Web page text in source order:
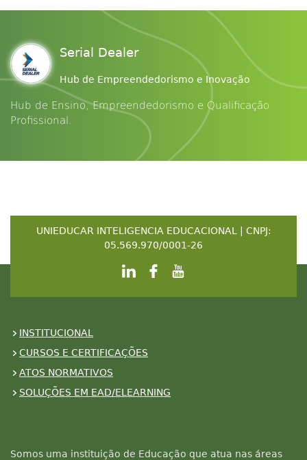
Serial Dealer
Hub de Empreendedorismo e Inovação
Hub de Ensino, Empreendedorismo e Qualificação
Profissional.
UNIEDUCAR INTELIGENCIA EDUCACIONAL | CNPJ:
05.569.970/0001-26
INSTITUCIONAL
CURSOS E CERTIFICAÇÕES
ATOS NORMATIVOS
SOLUÇÕES EM EAD/ELEARNING
Somos uma instituição de Educação que atua nas áreas